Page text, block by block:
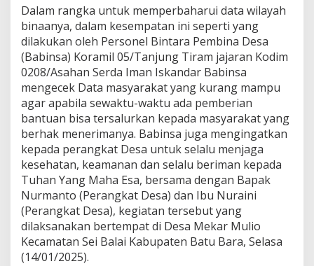
h
n
P
e
r
b
a
h
a
r
u
i
D
a
t
a
W
i
l
Dalam rangka untuk memperbaharui data wilayah
binaanya, dalam kesempatan ini seperti yang
dilakukan oleh Personel Bintara Pembina Desa
(Babinsa) Koramil 05/Tanjung Tiram jajaran Kodim
0208/Asahan Serda Iman Iskandar Babinsa
mengecek Data masyarakat yang kurang mampu
agar apabila sewaktu-waktu ada pemberian
bantuan bisa tersalurkan kepada masyarakat yang
berhak menerimanya. Babinsa juga mengingatkan
kepada perangkat Desa untuk selalu menjaga
kesehatan, keamanan dan selalu beriman kepada
Tuhan Yang Maha Esa, bersama dengan Bapak
Nurmanto (Perangkat Desa) dan Ibu Nuraini
(Perangkat Desa), kegiatan tersebut yang
dilaksanakan bertempat di Desa Mekar Mulio
Kecamatan Sei Balai Kabupaten Batu Bara, Selasa
(14/01/2025).